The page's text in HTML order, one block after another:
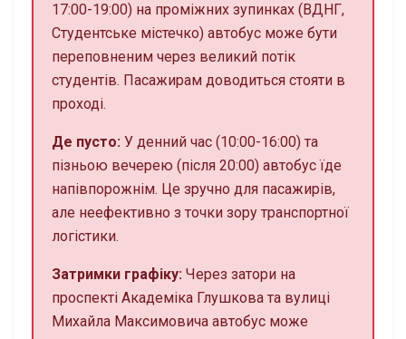
17:00-19:00) на проміжних зупинках (ВДНГ,
Студентське містечко) автобус може бути
переповненим через великий потік
студентів. Пасажирам доводиться стояти в
проході.
Де пусто: У денний час (10:00-16:00) та
пізньою вечерею (після 20:00) автобус їде
напівпорожнім. Це зручно для пасажирів,
але неефективно з точки зору транспортної
логістики.
Затримки графіку: Через затори на
проспекті Академіка Глушкова та вулиці
Михайла Максимовича автобус може